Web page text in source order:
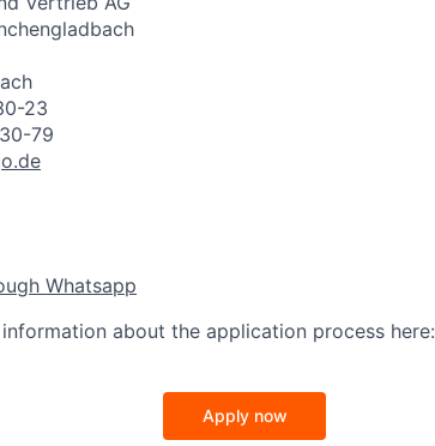
23
79
Whatsapp
about the application process here:
Apply now